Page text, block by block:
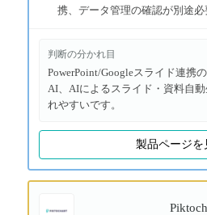
携、データ管理の確認が別途必
判断の分かれ目
PowerPoint/Googleスライド連携
AI、AIによるスライド・資料自
れやすいです。
製品ページを